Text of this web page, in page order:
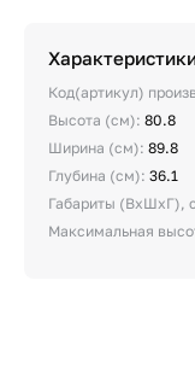
Код(артикул)
Высота (см): 80.8
Ширина (см): 89.8
Глубина (см): 36.1
Габариты (ВхШхГ),
Максимальная